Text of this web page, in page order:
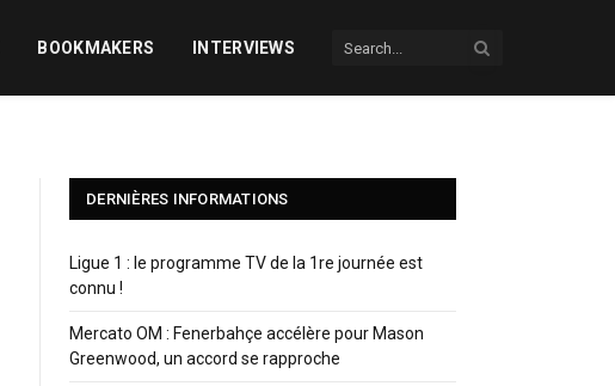
BOOKMAKERS INTERVIEWS
DERNIÈRES INFORMATIONS
Ligue 1 : le programme TV de la 1re journée est
connu !
Mercato OM : Fenerbahçe accélère pour Mason
Greenwood, un accord se rapproche